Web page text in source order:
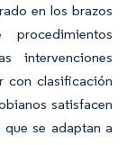
en los brazos
intervenciones
con clasificación
satisfacen
se adaptan a